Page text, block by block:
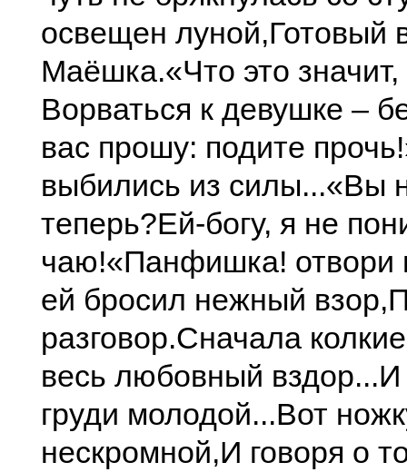
освещен луной,Готовый
Маёшка.«Что это
Ворваться к девушке –
вас прошу: подите
выбились из силы...«Вы
теперь?Ей-богу, я не
чаю!«Панфишка! отвори
ей бросил нежный взор,
разговор.Сначала
весь любовный вздор...И
груди молодой...Вот
нескромной,И говоря о